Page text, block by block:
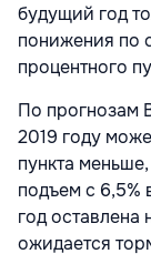
будущий год
понижения по
процентного
По прогнозам
2019 году
пункта
подъем с 6,5%
год оставлена
ожидается